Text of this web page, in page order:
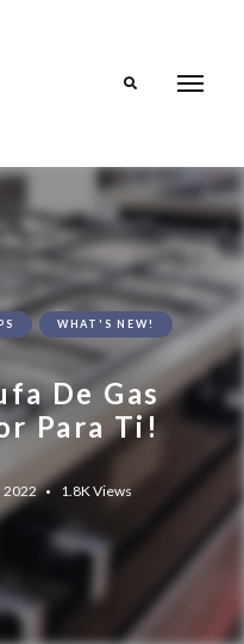
WHAT'S NEW!
De Gas
Para Ti!
2022 1.8K Views